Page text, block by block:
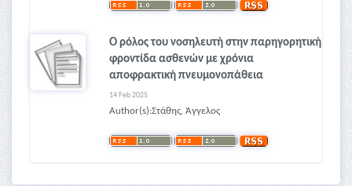
Ο ρόλος του νοσηλευτή στην παρηγορητική
φροντίδα ασθενών με χρόνια
αποφρακτική πνευμονοπάθεια
14 Feb 2025
Author(s):Στάθης, Άγγελος